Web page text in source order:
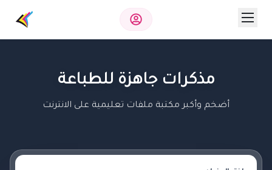
مذكرات جاهزة للطباعة
أضخم وأكبر مكتبة ملفات تعليمية على الانترنت